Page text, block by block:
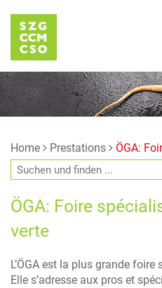
Home Prestations ÖGA:
ÖGA: Foire
verte
L’ÖGA est la plus grande
Elle s’adresse aux pros et